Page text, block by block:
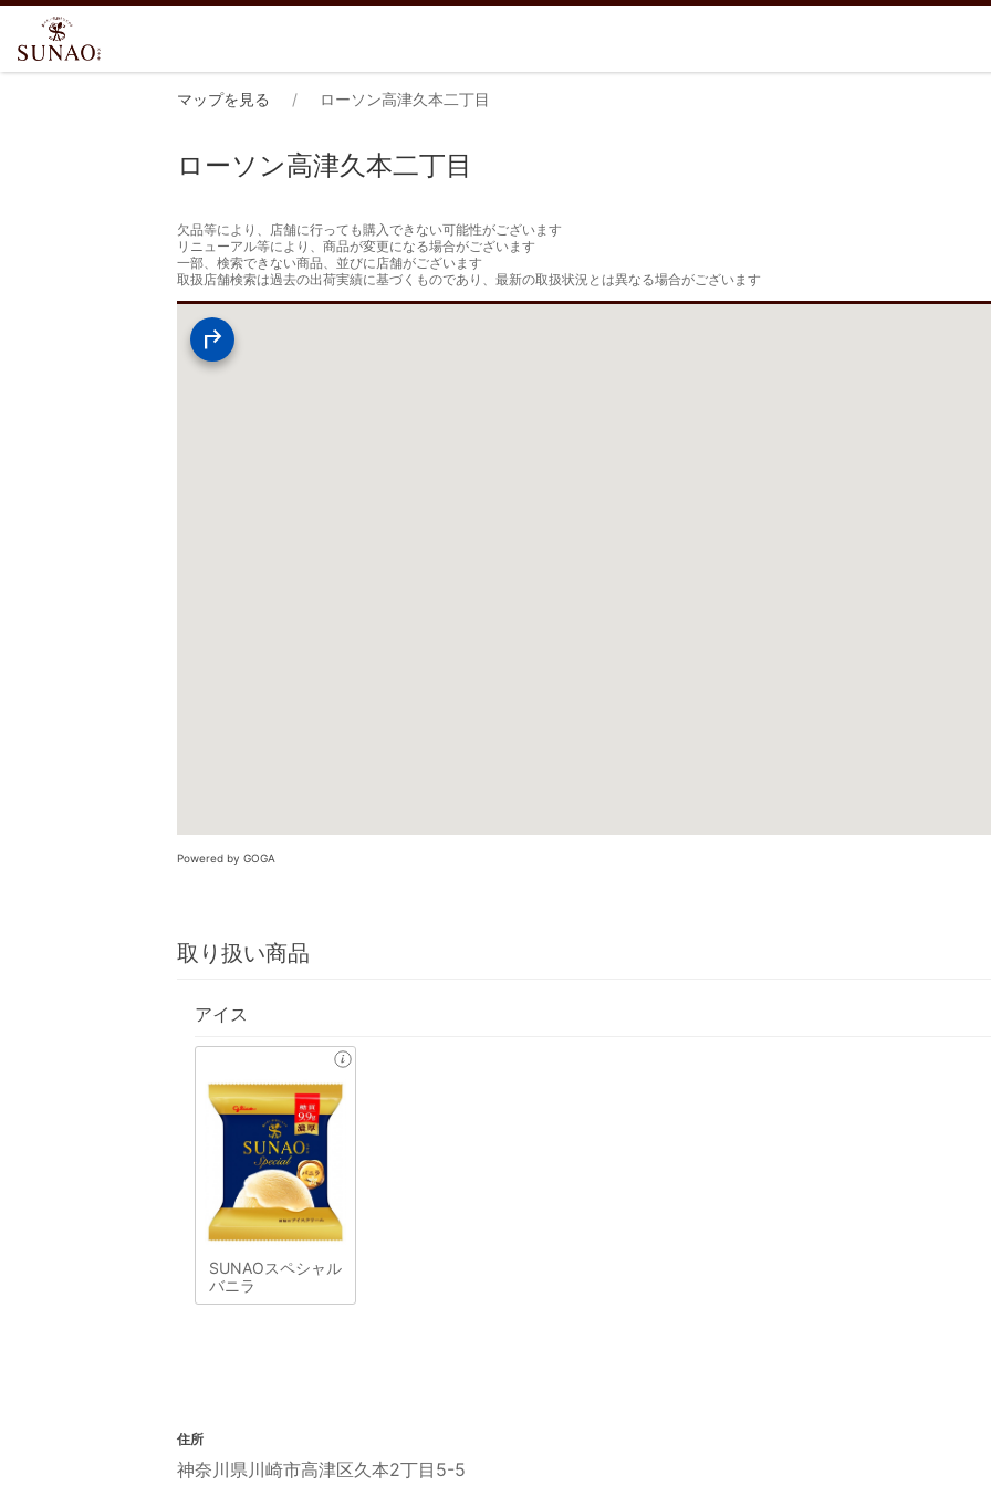
マップを見る ローソン高津久本二丁目
ローソン高津久本二丁目
欠品等により、店舗に行っても購入できない可能性がございます
リニューアル等により、商品が変更になる場合がございます
一部、検索できない商品、並びに店舗がございます
取扱店舗検索は過去の出荷実績に基づくものであり、最新の取扱状況とは異なる場合がございます
Powered by GOGA
取り扱い商品
アイス
SUNAOスペシャル
バニラ
住所
神奈川県川崎市高津区久本2丁目5-5